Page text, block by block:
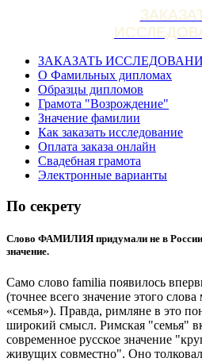
ЗАКАЗАТЬ
О Фамильных дипломах
Образцы дипломов
Грамота "Возрождение"
Значение фамилии
Как заказать исследование
Оплата заказа онлайн
Свадебная грамота
Электронные варианты
По секрету
Слово ФАМИЛИЯ придумали не в
значение.
Само слово familia появилось
(точнее всего значение этого
«семья»). Правда, римляне в это
широкий смысл. Римская "семья"
современное русское значение
живущих совместно". Оно